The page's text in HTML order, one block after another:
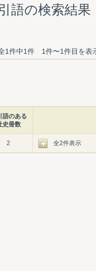
語の検索結果
1件中1件 1件〜1件目を表
語のある
史冊数
2 全2件表示